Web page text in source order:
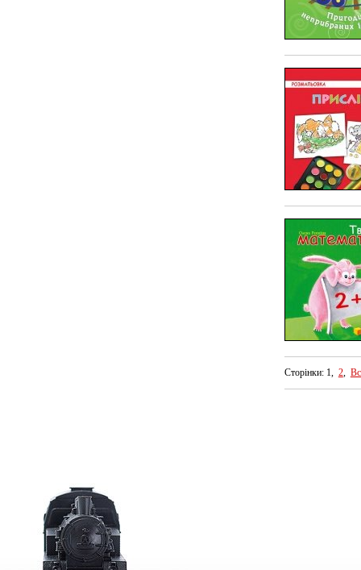
Сторінки: 1, 2,